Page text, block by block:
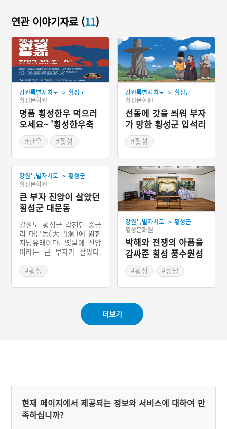
연관 이야기자료 (11)
강원특별자치도 > 횡성군
횡성문화원
명품 횡성한우 먹으러
오세요~ '횡성한우축
제'#한우
#횡성
#강원도 축제
강원특별자치도 > 횡성군
횡성문화원
선돌에 갓을 씌워 부자
가 망한 횡성군 입석리
#횡성
#부자이야기
강원특별자치도 > 횡성군
횡성문화원
큰 부자 진앙이 살았던
횡성군 대문동
강원도 횡성군 갑천면 중금
리 대문동(大門洞)에 얽힌
지명유래이다. 옛날에 진앙
이라는 큰 부자가 살았다.
주연을 베풀었고, 복성정이
라는 정자를 짓고 힘써 공부
를 하였다. 어느 날 어떤 관
진왕으로 부르며 이름으로
무고하여 죽었다. 그 부자가
살던 곳을 큰 부자가 살던
#횡성
강원특별자치도 > 횡성군
횡성문화원
박해와 전쟁의 아픔을
감싸준 횡성 풍수원성
당 구 사제관
#횡성
#성당
더보기
현재 페이지에서 제공되는 정보와 서비스에 대하여 만
족하십니까?